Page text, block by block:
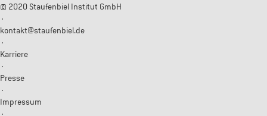
© 2020 Staufenbiel Institut GmbH
·
kontakt@staufenbiel.de
·
Karriere
·
Presse
·
Impressum
·